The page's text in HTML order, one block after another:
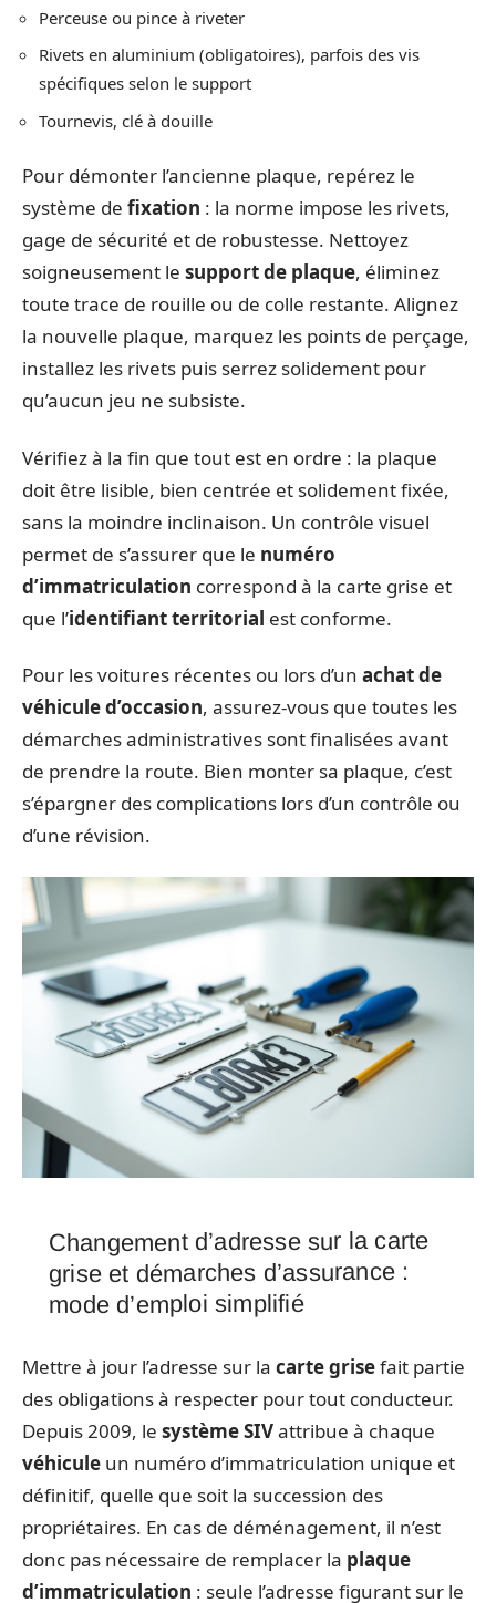
Perceuse ou pince à riveter
Rivets en aluminium (obligatoires), parfois des vis
spécifiques selon le support
Tournevis, clé à douille
Pour démonter l’ancienne plaque, repérez le
système de fixation : la norme impose les rivets,
gage de sécurité et de robustesse. Nettoyez
soigneusement le support de plaque, éliminez
toute trace de rouille ou de colle restante. Alignez
la nouvelle plaque, marquez les points de perçage,
installez les rivets puis serrez solidement pour
qu’aucun jeu ne subsiste.
Vérifiez à la fin que tout est en ordre : la plaque
doit être lisible, bien centrée et solidement fixée,
sans la moindre inclinaison. Un contrôle visuel
permet de s’assurer que le numéro
d’immatriculation correspond à la carte grise et
que l’identifiant territorial est conforme.
Pour les voitures récentes ou lors d’un achat de
véhicule d’occasion, assurez-vous que toutes les
démarches administratives sont finalisées avant
de prendre la route. Bien monter sa plaque, c’est
s’épargner des complications lors d’un contrôle ou
d’une révision.
Changement d’adresse sur la carte
grise et démarches d’assurance :
mode d’emploi simplifié
Mettre à jour l’adresse sur la carte grisefait partie
des obligations à respecter pour tout conducteur.
Depuis 2009, le système SIVattribue à chaque
véhicule un numéro d’immatriculation unique et
définitif, quelle que soit la succession des
propriétaires. En cas de déménagement, il n’est
donc pas nécessaire de remplacer la plaque
d’immatriculation : seule l’adresse figurant sur le